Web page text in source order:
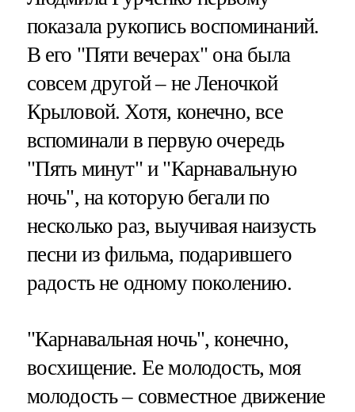
показала рукопись воспоминаний.
В его "Пяти вечерах" она была
совсем другой – не Леночкой
Крыловой. Хотя, конечно, все
вспоминали в первую очередь
"Пять минут" и "Карнавальную
ночь", на которую бегали по
несколько раз, выучивая наизусть
песни из фильма, подарившего
радость не одному поколению.
"Карнавальная ночь", конечно,
восхищение. Ее молодость, моя
молодость – совместное движение